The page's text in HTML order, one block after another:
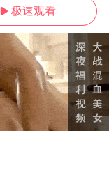
 极速观看